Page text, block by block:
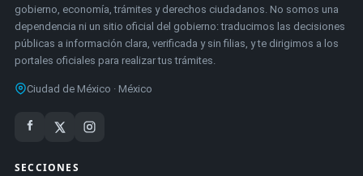
gobierno, economía, trámites y derechos ciudadanos. No somos una
dependencia ni un sitio oficial del gobierno: traducimos las decisiones
públicas a información clara, verificada y sin filias, y te dirigimos a los
portales oficiales para realizar tus trámites.
Ciudad de México · México
SECCIONES